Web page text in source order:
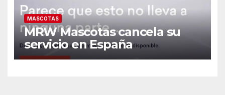
MASCOTAS
MRW Mascotas cancela su
servicio en España